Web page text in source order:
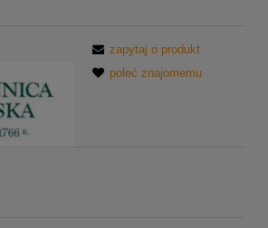
zapytaj o produkt
poleć znajomemu